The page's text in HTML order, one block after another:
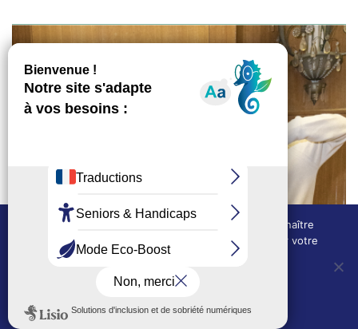
PHOTOS 20/11/2024
PHOTOS : UNE REMISE DE
Nous utilisons des cookies techniques pour connaître
l'évolution de l'audience du site et pour améliorer votre
expérience.
OUI, j'accepte
Politique de confidentialité